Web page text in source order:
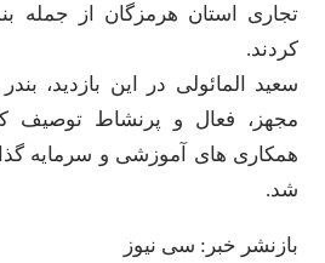
تجاری استان هرمزگان از جمله
کردند.
سعید المائولی در این بازدید،
مجهز، فعال و پرنشاط توصیف
همکاری های آموزشی و سرمایه
شد.
بازنشر خبر: سی نیوز